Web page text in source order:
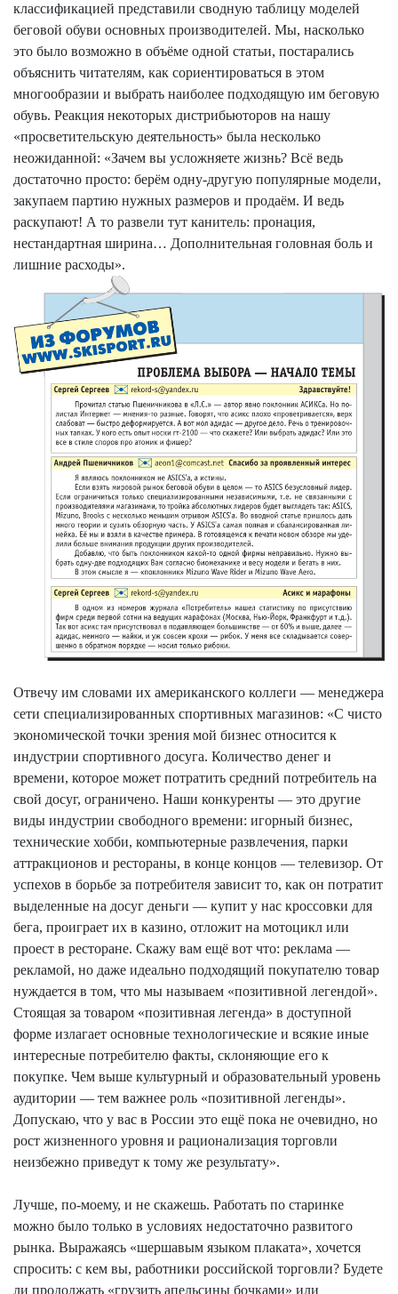
классификацией представили сводную таблицу моделей
беговой обуви основных производителей. Мы, насколько
это было возможно в объёме одной статьи, постарались
объяснить читателям, как сориентироваться в этом
многообразии и выбрать наиболее подходящую им беговую
обувь. Реакция некоторых дистрибьюторов на нашу
«просветительскую деятельность» была несколько
неожиданной: «Зачем вы усложняете жизнь? Всё ведь
достаточно просто: берём одну-другую популярные модели,
закупаем партию нужных размеров и продаём. И ведь
раскупают! А то развели тут канитель: пронация,
нестандартная ширина… Дополнительная головная боль и
лишние расходы».
Отвечу им словами их американского коллеги — менеджера
сети специализированных спортивных магазинов: «С чисто
экономической точки зрения мой бизнес относится к
индустрии спортивного досуга. Количество денег и
времени, которое может потратить средний потребитель на
свой досуг, ограничено. Наши конкуренты — это другие
виды индустрии свободного времени: игорный бизнес,
технические хобби, компьютерные развлечения, парки
аттракционов и рестораны, в конце концов — телевизор. От
успехов в борьбе за потребителя зависит то, как он потратит
выделенные на досуг деньги — купит у нас кроссовки для
бега, проиграет их в казино, отложит на мотоцикл или
проест в ресторане. Скажу вам ещё вот что: реклама —
рекламой, но даже идеально подходящий покупателю товар
нуждается в том, что мы называем «позитивной легендой».
Стоящая за товаром «позитивная легенда» в доступной
форме излагает основные технологические и всякие иные
интересные потребителю факты, склоняющие его к
покупке. Чем выше культурный и образовательный уровень
аудитории — тем важнее роль «позитивной легенды».
Допускаю, что у вас в России это ещё пока не очевидно, но
рост жизненного уровня и рационализация торговли
неизбежно приведут к тому же результату».
Лучше, по-моему, и не скажешь. Работать по старинке
можно было только в условиях недостаточно развитого
рынка. Выражаясь «шершавым языком плаката», хочется
спросить: с кем вы, работники российской торговли? Будете
ли продолжать «грузить апельсины бочками» или